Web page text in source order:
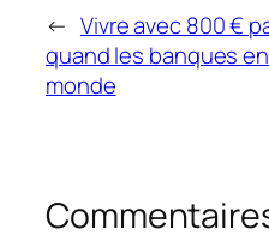
← Vivre avec 800 €
quand les banques
monde